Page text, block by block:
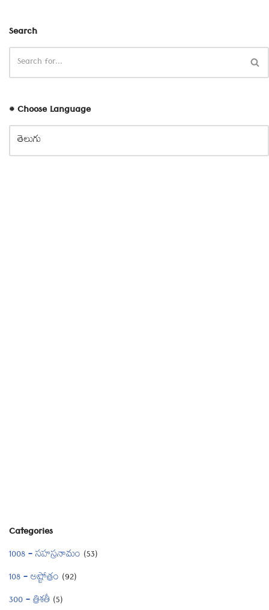
Search
# Choose Language
Categories
1008 – సహస్రనామం (53)
108 – అష్టోత్రం (92)
300 – త్రిశతీ (5)